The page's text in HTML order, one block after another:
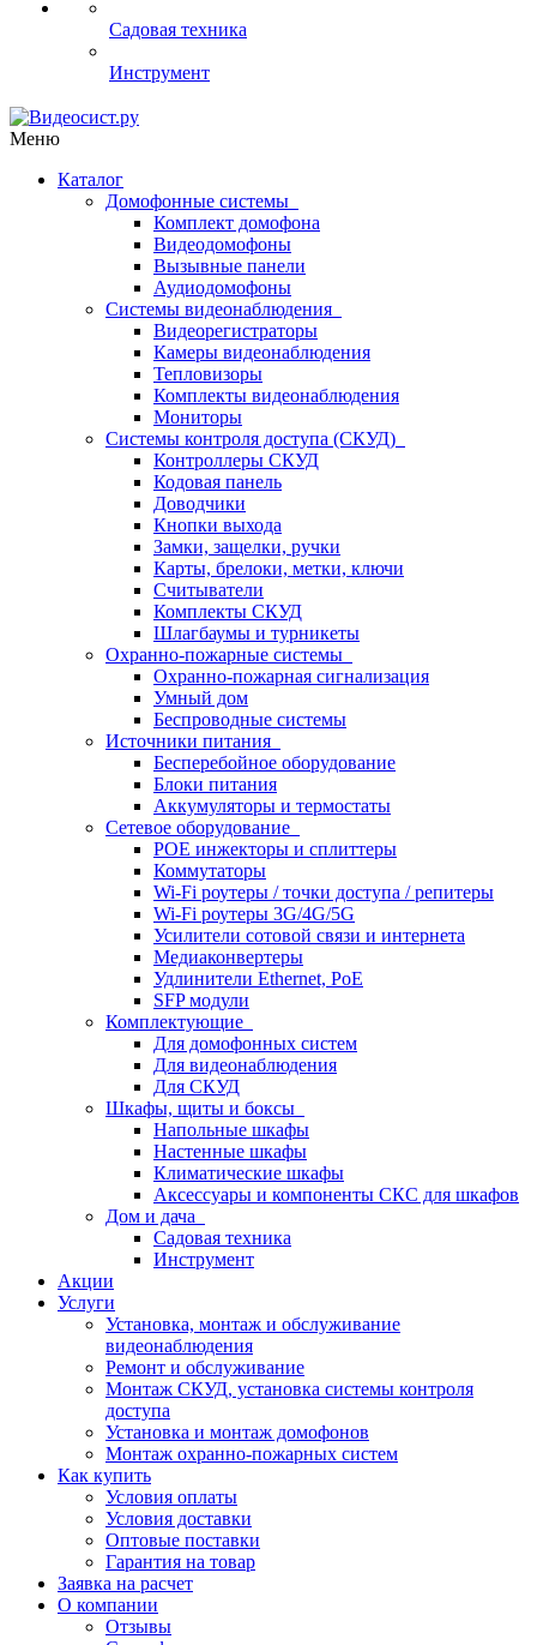
Садовая техника
Инструмент
Меню
Каталог
Домофонные системы
Комплект домофона
Видеодомофоны
Вызывные панели
Аудиодомофоны
Системы видеонаблюдения
Видеорегистраторы
Камеры видеонаблюдения
Тепловизоры
Комплекты видеонаблюдения
Мониторы
Системы контроля доступа (СКУД)
Контроллеры СКУД
Кодовая панель
Доводчики
Кнопки выхода
Замки, защелки, ручки
Карты, брелоки, метки, ключи
Считыватели
Комплекты СКУД
Шлагбаумы и турникеты
Охранно-пожарные системы
Охранно-пожарная сигнализация
Умный дом
Беспроводные системы
Источники питания
Бесперебойное оборудование
Блоки питания
Аккумуляторы и термостаты
Сетевое оборудование
POE инжекторы и сплиттеры
Коммутаторы
Wi-Fi роутеры / точки доступа / репитеры
Wi-Fi роутеры 3G/4G/5G
Усилители сотовой связи и интернета
Медиаконвертеры
Удлинители Ethernet, PoE
SFP модули
Комплектующие
Для домофонных систем
Для видеонаблюдения
Для СКУД
Шкафы, щиты и боксы
Напольные шкафы
Настенные шкафы
Климатические шкафы
Аксессуары и компоненты СКС для шкафов
Дом и дача
Садовая техника
Инструмент
Акции
Услуги
Установка, монтаж и обслуживание
видеонаблюдения
Ремонт и обслуживание
Монтаж СКУД, установка системы контроля
доступа
Установка и монтаж домофонов
Монтаж охранно-пожарных систем
Как купить
Условия оплаты
Условия доставки
Оптовые поставки
Гарантия на товар
Заявка на расчет
О компании
Отзывы